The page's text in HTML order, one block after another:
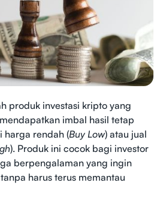
produk investasi kripto yang
imbal hasil tetap
harga rendah (Buy Low) atau jual
). Produk ini cocok bagi investor
berpengalaman yang ingin
harus terus memantau